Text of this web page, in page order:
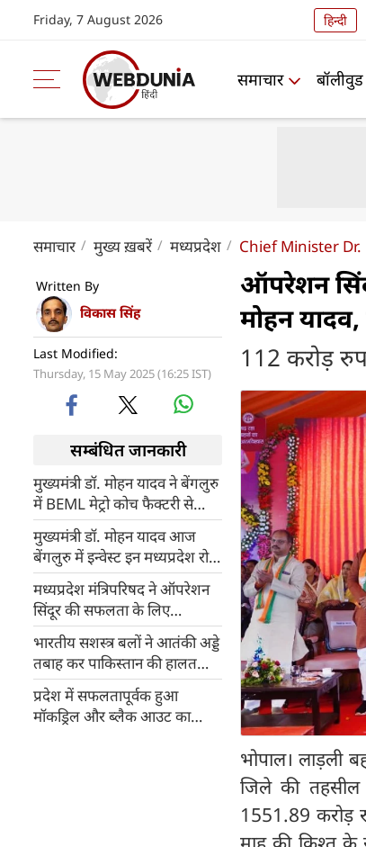
Friday, 7 August 2026 हिन्दी
समाचार बॉलीवुड
समाचार मुख्य ख़बरें मध्यप्रदेश Chief Minister
Written By
विकास सिंह
Last Modified:
Thursday, 15 May 2025 (16:25 IST)
सम्बंधित जानकारी
मुख्यमंत्री डॉ. मोहन यादव ने बेंगलुरु
में BEML मेट्रो कोच फैक्टरी से
2100वें मेट्रो कोच को हरी झंडी
दिखाई
मुख्यमंत्री डॉ. मोहन यादव आज
बेंगलुरु में इन्वेस्ट इन मध्यप्रदेश रोड
शो में निवेशकों से होंगे रूबरू
मध्यप्रदेश मंत्रिपरिषद ने ऑपरेशन
सिंदूर की सफलता के लिए
प्रधानमंत्री मोदी को दी बधाई
भारतीय सशस्त्र बलों ने आतंकी अड्डे
तबाह कर पाकिस्तान की हालत
खराब कर दी : मोहन यादव
प्रदेश में सफलतापूर्वक हुआ
मॉकड्रिल और ब्लैक आउट का
ऑपरेशन
मोहन
112 करोड़
भोपाल। लाड़ली
जिले की
1551.89 करोड़